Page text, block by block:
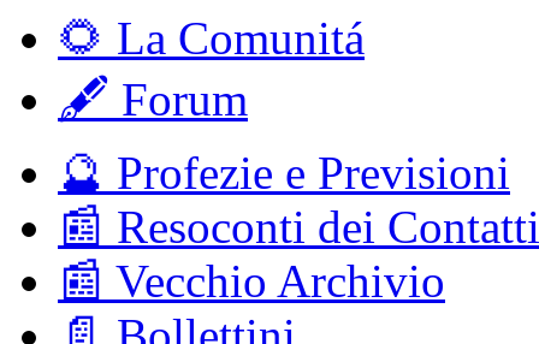
🌻 La Comunitá
🖋️ Forum
🔮 Profezie e Previsioni
📰 Resoconti dei Contatti
📰 Vecchio Archivio